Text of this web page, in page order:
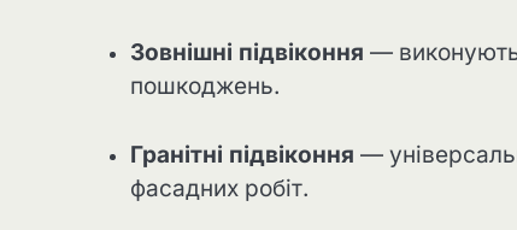
Зовнішні підвіконня — виконують
пошкоджень.
Гранітні підвіконня —
фасадних робіт.